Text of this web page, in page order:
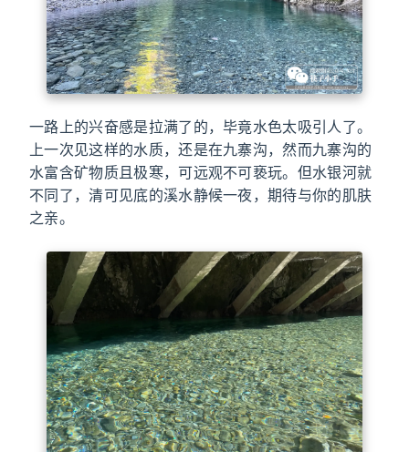
一路上的兴奋感是拉满了的，毕竟水色太吸引人了。
上一次见这样的水质，还是在九寨沟，然而九寨沟的
水富含矿物质且极寒，可远观不可亵玩。但水银河就
不同了，清可见底的溪水静候一夜，期待与你的肌肤
之亲。